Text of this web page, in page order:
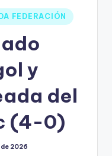
FEDERACIÓN
y
del
(4-0)
2026